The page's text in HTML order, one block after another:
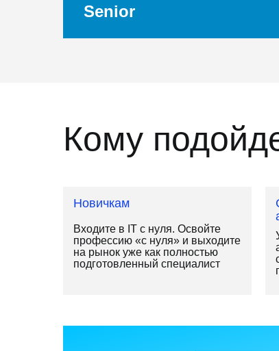
Senior
Кому
Входите в IT с нуля. Освойте
профессию «с нуля» и выходите
на рынок уже как полностью
подготовленный специалист
Новичкам